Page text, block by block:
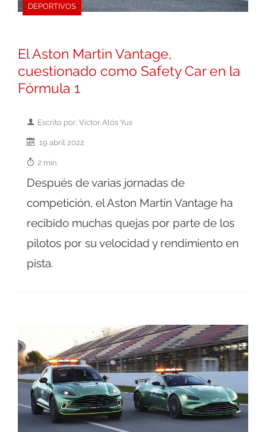
DEPORTIVOS
El Aston Martin Vantage,
cuestionado como Safety Car en la
Fórmula 1
Escrito por: Victor Alós Yus
19 abril 2022
2 min.
Después de varias jornadas de
competición, el Aston Martin Vantage ha
recibido muchas quejas por parte de los
pilotos por su velocidad y rendimiento en
pista.